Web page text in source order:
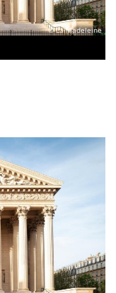
© La Madeleine